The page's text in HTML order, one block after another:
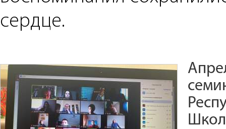
сердце.